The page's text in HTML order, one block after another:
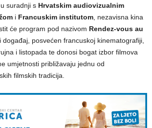
suradnji s Hrvatskim audiovizualnim
i Francuskim institutom, nezavisna kina
će program pod nazivom Rendez-vous au
događaj, posvećen francuskoj kinematografiji,
i listopada te donosi bogat izbor filmova
umjetnosti približavaju jednu od
filmskih tradicija.